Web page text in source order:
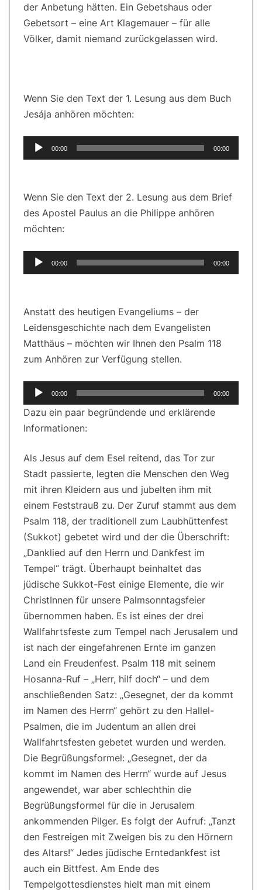
der Anbetung hätten. Ein Gebetshaus oder
Gebetsort – eine Art Klagemauer – für alle
Völker, damit niemand zurückgelassen wird.
Wenn Sie den Text der 1. Lesung aus dem Buch
Jesája anhören möchten:
Audio-
Player
00:00 00:00
Wenn Sie den Text der 2. Lesung aus dem Brief
des Apostel Paulus an die Philippe anhören
möchten:
Audio-
Player
00:00 00:00
Anstatt des heutigen Evangeliums – der
Leidensgeschichte nach dem Evangelisten
Matthäus – möchten wir Ihnen den Psalm 118
zum Anhören zur Verfügung stellen.
Audio-
Player
00:00 00:00
Dazu ein paar begründende und erklärende
Informationen:
Als Jesus auf dem Esel reitend, das Tor zur
Stadt passierte, legten die Menschen den Weg
mit ihren Kleidern aus und jubelten ihm mit
einem Feststrauß zu. Der Zuruf stammt aus dem
Psalm 118, der traditionell zum Laubhüttenfest
(Sukkot) gebetet wird und der die Überschrift:
„Danklied auf den Herrn und Dankfest im
Tempel“ trägt. Überhaupt beinhaltet das
jüdische Sukkot-Fest einige Elemente, die wir
ChristInnen für unsere Palmsonntagsfeier
übernommen haben. Es ist eines der drei
Wallfahrtsfeste zum Tempel nach Jerusalem und
ist nach der eingefahrenen Ernte im ganzen
Land ein Freudenfest. Psalm 118 mit seinem
Hosanna-Ruf – „Herr, hilf doch“ ­– und dem
anschließenden Satz: „Ge­segnet, der da kommt
im Namen des Herrn“ gehört zu den Hallel-
Psalmen, die im Judentum an allen drei
Wallfahrtsfesten gebetet wurden und werden.
Die Begrü­ßungs­­formel: „Gesegnet, der da
kommt im Namen des Herrn“ wurde auf Jesus
angewendet, war aber schlechthin die
Begrüßungsformel für die in Jerusalem
ankommenden Pilger. Es folgt der Aufruf: „Tanzt
den Festreigen mit Zweigen bis zu den Hörnern
des Altars!“ Jedes jüdische Erntedankfest ist
auch ein Bittfest. Am Ende des
Tempelgottesdienstes hielt man mit einem